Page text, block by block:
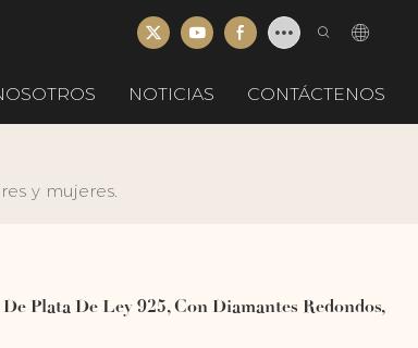
NOTICIAS CONTÁCTENOS
y mujeres.
Plata De Ley 925, Con Diamantes Redondos,